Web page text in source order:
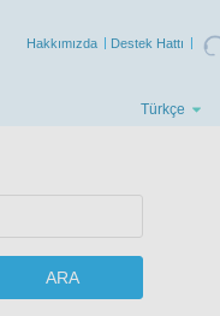
Hakkımızda Destek Hattı
Türkçe
ARA